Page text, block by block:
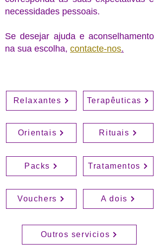
necessidades pessoais.
Se desejar ajuda e aconselhamento
na sua escolha, contacte-nos.
Relaxantes Terapêuticas
Orientais Rituais
Packs Tratamentos
Vouchers A dois
Outros servicios